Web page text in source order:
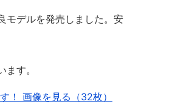
モデルを発売しました。安
す。
！ 画像を見る（32枚）